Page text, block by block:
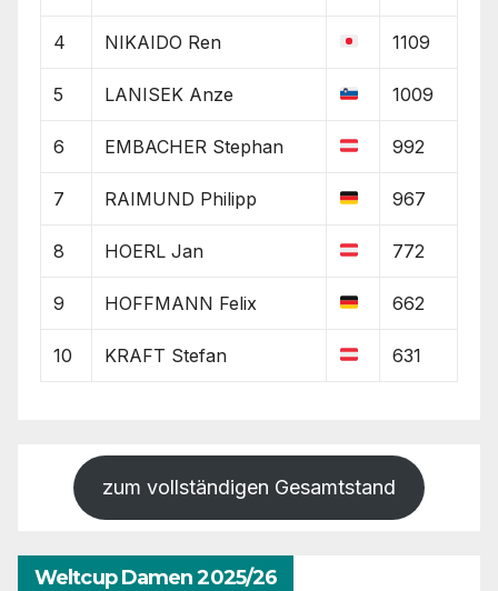
4 NIKAIDO Ren 1109
5 LANISEK Anze 1009
6 EMBACHER Stephan 992
7 RAIMUND Philipp 967
8 HOERL Jan 772
9 HOFFMANN Felix 662
10 KRAFT Stefan 631
zum vollständigen Gesamtstand
Weltcup Damen 2025/26